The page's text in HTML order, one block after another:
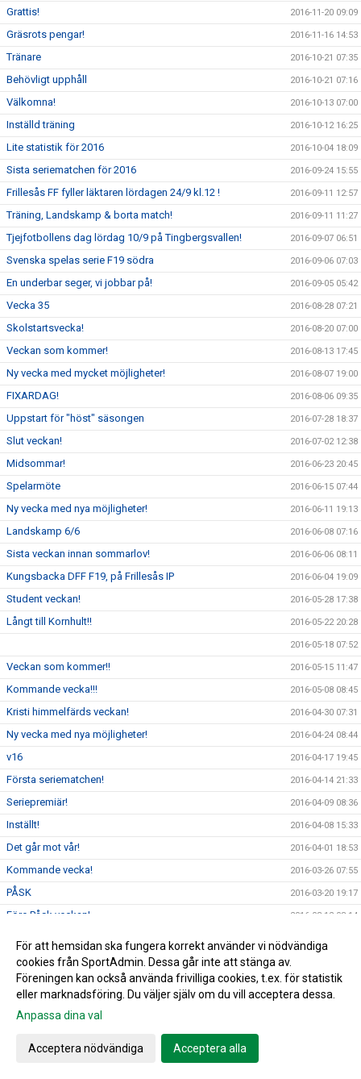
Grattis! 2016-11-20 09:09
Gräsrots pengar! 2016-11-16 14:53
Tränare 2016-10-21 07:35
Behövligt upphåll 2016-10-21 07:16
Välkomna! 2016-10-13 07:00
Inställd träning 2016-10-12 16:25
Lite statistik för 2016 2016-10-04 18:09
Sista seriematchen för 2016 2016-09-24 15:55
Frillesås FF fyller läktaren lördagen 24/9 kl.12 ! 2016-09-11 12:57
Träning, Landskamp & borta match! 2016-09-11 11:27
Tjejfotbollens dag lördag 10/9 på Tingbergsvallen! 2016-09-07 06:51
Svenska spelas serie F19 södra 2016-09-06 07:03
En underbar seger, vi jobbar på! 2016-09-05 05:42
Vecka 35 2016-08-28 07:21
Skolstartsvecka! 2016-08-20 07:00
Veckan som kommer! 2016-08-13 17:45
Ny vecka med mycket möjligheter! 2016-08-07 19:00
FIXARDAG! 2016-08-06 09:35
Uppstart för "höst" säsongen 2016-07-28 18:37
Slut veckan! 2016-07-02 12:38
Midsommar! 2016-06-23 20:45
Spelarmöte 2016-06-15 07:44
Ny vecka med nya möjligheter! 2016-06-11 19:13
Landskamp 6/6 2016-06-08 07:16
Sista veckan innan sommarlov! 2016-06-06 08:11
Kungsbacka DFF F19, på Frillesås IP 2016-06-04 19:09
Student veckan! 2016-05-28 17:38
Långt till Kornhult!! 2016-05-22 20:28
2016-05-18 07:52
Veckan som kommer!! 2016-05-15 11:47
Kommande vecka!!! 2016-05-08 08:45
Kristi himmelfärds veckan! 2016-04-30 07:31
Ny vecka med nya möjligheter! 2016-04-24 08:44
v16 2016-04-17 19:45
Första seriematchen! 2016-04-14 21:33
Seriepremiär! 2016-04-09 08:36
Inställt! 2016-04-08 15:33
Det går mot vår! 2016-04-01 18:53
Kommande vecka! 2016-03-26 07:55
PÅSK 2016-03-20 19:17
Före Påsk veckan! 2016-03-12 08:14
Serien 2016
Vill du påverka! 2016-02-01 19:35
Luciabazaren
För att hemsidan ska fungera korrekt använder vi nödvändiga
cookies från SportAdmin. Dessa går inte att stänga av.
Föreningen kan också använda frivilliga cookies, t.ex. för statistik
eller marknadsföring. Du väljer själv om du vill acceptera dessa.
Anpassa dina val
Acceptera nödvändiga Acceptera alla